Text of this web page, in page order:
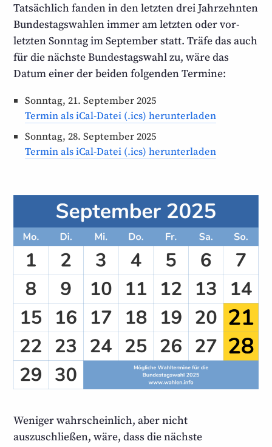
Tatsächlich fanden in den letzten drei Jahrzehnten
Bundestags­wahlen immer am letzten oder vor­
letzten Sonntag im September statt. Träfe das auch
für die nächste Bundestag­swahl zu, wäre das
Datum einer der beiden folgenden Termine:
Sonntag, 21. September 2025
Termin als iCal-Datei (.ics) herunterladen
Sonntag, 28. September 2025
Termin als iCal-Datei (.ics) herunterladen
Weniger wahrscheinlich, aber nicht
auszuschließen, wäre, dass die nächste